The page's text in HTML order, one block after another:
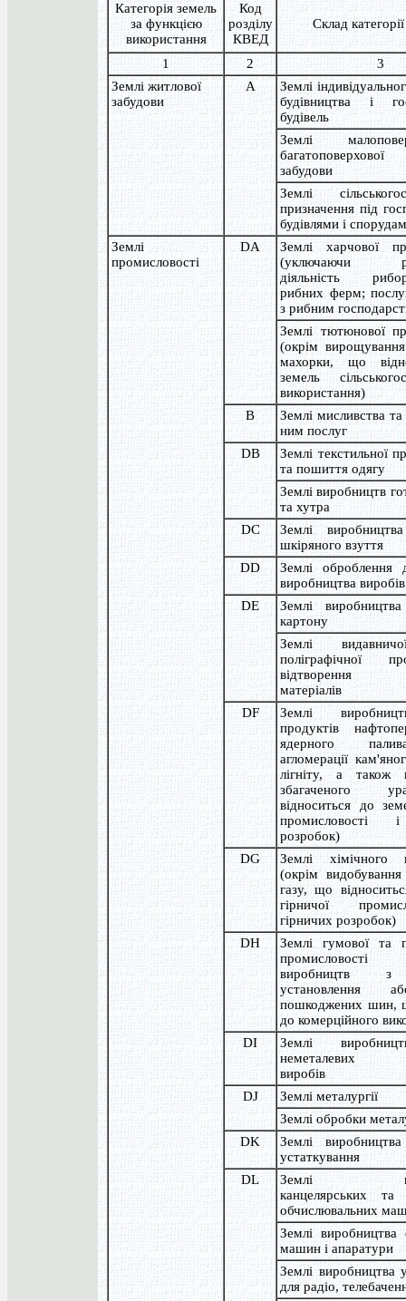
Категорія земель
за функцією
використання
Код
розділу
КВЕД
Склад
1 2
3
Землі житлової
забудови
A
Землі
будівництва і
будівель
Землі
багатоповерхової
забудови
Землі
призначення під
будівлями і
Землі
промисловості
DA
Землі харчової
(уключаючи
діяльність
рибних ферм;
з рибним
Землі тютюнової
(окрім
махорки, що
земель
використання)
В
Землі мисливства
ним послуг
DB
Землі текстильної
та пошиття одягу
Землі виробництв
та хутра
DC
Землі
шкіряного взуття
DD
Землі оброблення
виробництва
DE
Землі
картону
Землі
поліграфічної
відтворення
матеріалів
DF
Землі
продуктів
ядерного
агломерації
лігніту, а також
збагаченого
відноситься до
промисловості
розробок)
DG
Землі хімічного
(окрім
газу, що
гірничої
гірничих розробок)
DH
Землі гумової та
виробництв з
установлення
пошкоджених шин,
до комерційного
DI
Землі
неметалевих
виробів
DJ
Землі металургії
Землі обробки
DK
Землі
устаткування
DL
Землі
канцелярських та
обчислювальних
Землі виробництва
машин і апаратури
Землі виробництва
для радіо,